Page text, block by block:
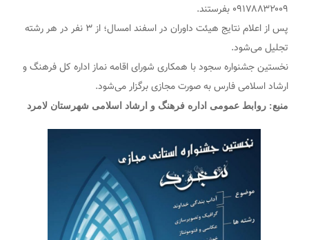
۰۹۱۷۸۸۳۲۰۰۹ بفرستند.
پس از اعلام نتایج هیئت داوران در اسفند امسال؛ از ۳ نفر در هر رشته
تجلیل می‌شود.
نخستین جشنواره سجود با همکاری شورای اقامه نماز اداره کل فرهنگ و
ارشاد اسلامی فارس به صورت مجازی برگزار می‌شود.
منبع: روابط عمومی اداره فرهنگ و ارشاد اسلامی شهرستان لامرد